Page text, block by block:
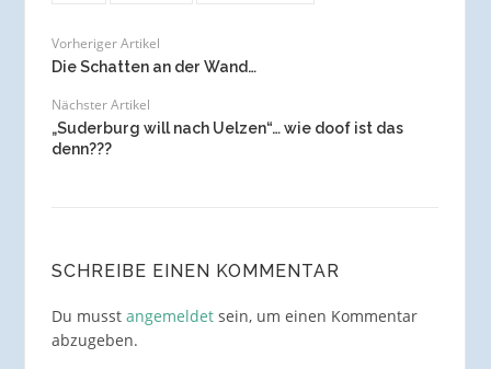
Vorheriger Artikel
Die Schatten an der Wand…
Nächster Artikel
„Suderburg will nach Uelzen“… wie doof ist das
denn???
SCHREIBE EINEN KOMMENTAR
Du musst angemeldetsein, um einen Kommentar
abzugeben.